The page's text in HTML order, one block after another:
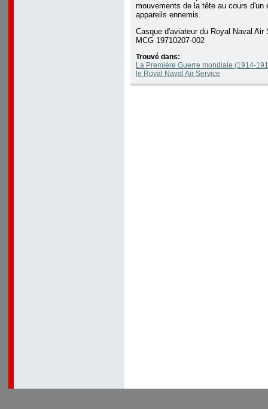
mouvements de la tête au cours d'un
appareils ennemis.
Casque d'aviateur du Royal Naval Air
MCG 19710207-002
Trouvé dans:
La Première Guerre mondiale (1914-
le Royal Naval Air Service